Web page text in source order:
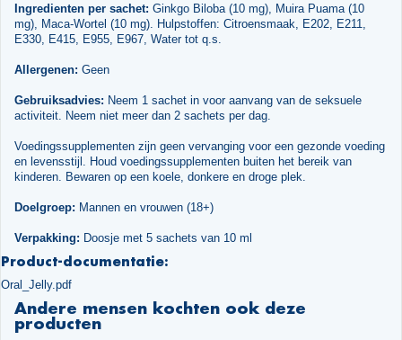
Ingredienten per sachet: Ginkgo Biloba (10 mg), Muira Puama (10
mg), Maca-Wortel (10 mg). Hulpstoffen: Citroensmaak, E202, E211,
E330, E415, E955, E967, Water tot q.s.
Allergenen: Geen
Gebruiksadvies: Neem 1 sachet in voor aanvang van de seksuele
activiteit. Neem niet meer dan 2 sachets per dag.
Voedingssupplementen zijn geen vervanging voor een gezonde voeding
en levensstijl. Houd voedingssupplementen buiten het bereik van
kinderen. Bewaren op een koele, donkere en droge plek.
Doelgroep: Mannen en vrouwen (18+)
Verpakking: Doosje met 5 sachets van 10 ml
Product-documentatie:
Oral_Jelly.pdf
Andere mensen kochten ook deze
producten